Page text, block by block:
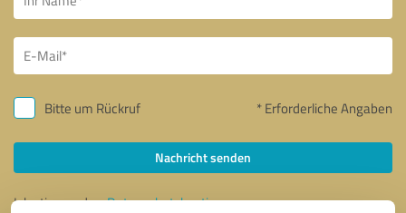
Bitte um Rückruf * Erforderliche Angaben
Nachricht senden
Ich stimme denDatenschutzbestimmungenzu.